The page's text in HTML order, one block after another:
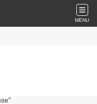
MENU